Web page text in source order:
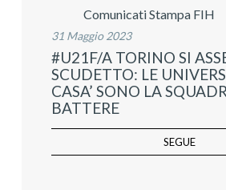
Comunicati Stampa FIH
31 Maggio 2023
#U21F/A TORINO SI
SCUDETTO: LE
CASA’ SONO LA
BATTERE
SEGUE